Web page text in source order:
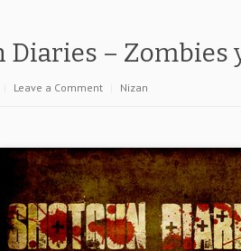
Diaries – Zombies
Leave a Comment Nizan